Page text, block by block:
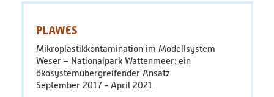
Ergebnisse
Veröffentlichungen
PLAWES
Mikroplastikkontamination im Modellsystem
Weser – Nationalpark Wattenmeer: ein
ökosystemübergreifender Ansatz
September 2017
April 2021